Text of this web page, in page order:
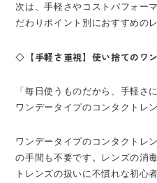
次は、手軽さやコストパフォー
だわりポイント別におすすめの
◇【手軽さ重視】使い捨てのワ
「毎日使うものだから、手軽さ
ワンデータイプのコンタクトレ
ワンデータイプのコンタクトレ
の手間も不要です。レンズの消
トレンズの扱いに不慣れな初心